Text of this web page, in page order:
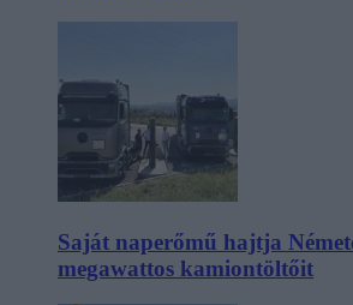
Saját naperőmű hajtja
megawattos kamiontöltőit